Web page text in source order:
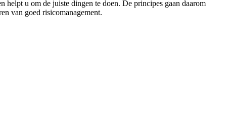
helpt u om de juiste dingen te doen. De principes gaan daarom
van goed risicomanagement.